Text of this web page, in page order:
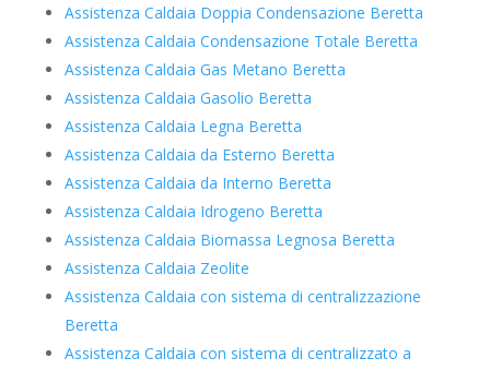
Assistenza Caldaia Doppia Condensazione Beretta
Assistenza Caldaia Condensazione Totale Beretta
Assistenza Caldaia Gas Metano Beretta
Assistenza Caldaia Gasolio Beretta
Assistenza Caldaia Legna Beretta
Assistenza Caldaia da Esterno Beretta
Assistenza Caldaia da Interno Beretta
Assistenza Caldaia Idrogeno Beretta
Assistenza Caldaia Biomassa Legnosa Beretta
Assistenza Caldaia Zeolite
Assistenza Caldaia con sistema di centralizzazione
Beretta
Assistenza Caldaia con sistema di centralizzato a